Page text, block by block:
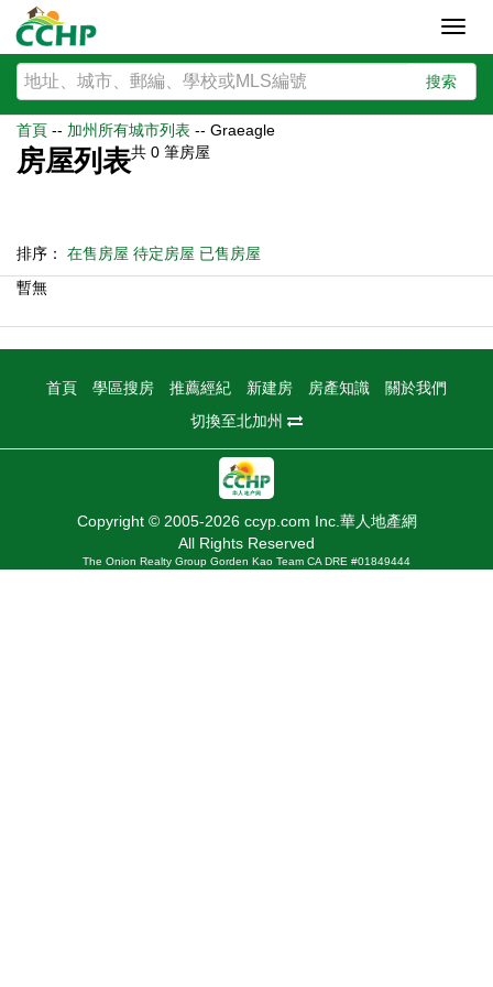
搜索
首頁 -- 加州所有城市列表 -- Graeagle
房屋列表共 0 筆房屋
排序： 在售房屋 待定房屋 已售房屋
暫無
首頁 學區搜房 推薦經紀 新建房 房產知識
關於我們
切換至北加州
Copyright © 2005-2026 ccyp.com Inc.華人地產網
All Rights Reserved
The Onion Realty Group Gorden Kao Team CA DRE #01849444